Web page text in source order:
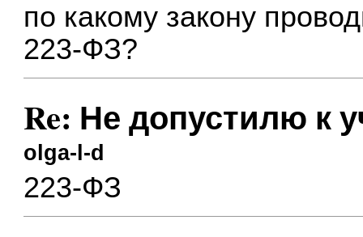
по какому закону
223-ФЗ?
Re: Не допустилю к
olga-l-d
223-ФЗ